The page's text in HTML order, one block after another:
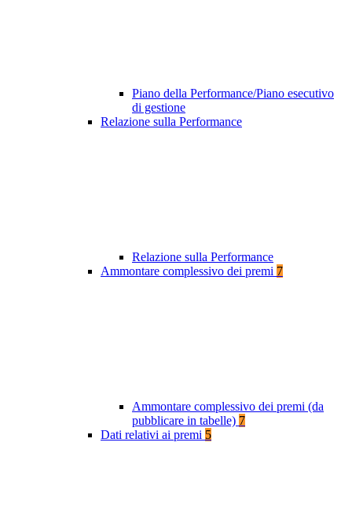
Piano della Performance/Piano esecutivo
di gestione
Relazione sulla Performance
Relazione sulla Performance
Ammontare complessivo dei premi 7
Ammontare complessivo dei premi (da
pubblicare in tabelle) 7
Dati relativi ai premi 5